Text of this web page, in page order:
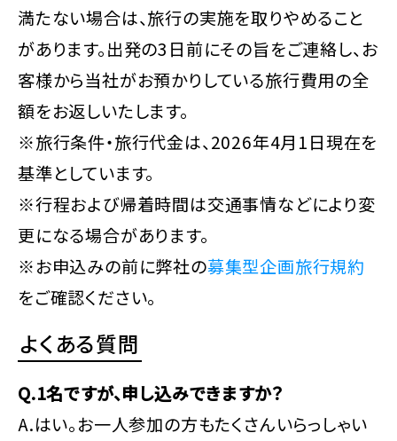
満たない場合は、旅行の実施を取りやめること
があります。出発の3日前にその旨をご連絡し、お
客様から当社がお預かりしている旅行費用の全
額をお返しいたします。
※旅行条件・旅行代金は、2026年4月1日現在を
基準としています。
※行程および帰着時間は交通事情などにより変
更になる場合があります。
※お申込みの前に弊社の募集型企画旅行規約
をご確認ください。
よくある質問
Q.1名ですが、申し込みできますか？
A.はい。お一人参加の方もたくさんいらっしゃい